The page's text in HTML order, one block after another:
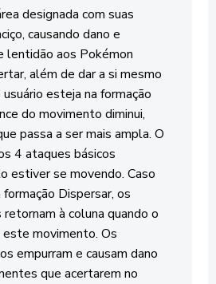
designada com suas
causando dano e
lentidão aos Pokémon
além de dar a si mesmo
esteja na formação
do movimento diminui,
passa a ser mais ampla. O
4 ataques básicos
estiver se movendo. Caso
Dispersar, os
à coluna quando o
este movimento. Os
empurram e causam dano
que acertarem no